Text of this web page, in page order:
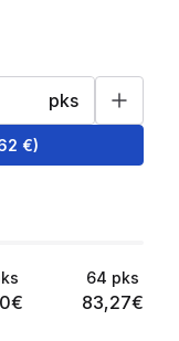
pks
€)
€
64 pks
83,27€